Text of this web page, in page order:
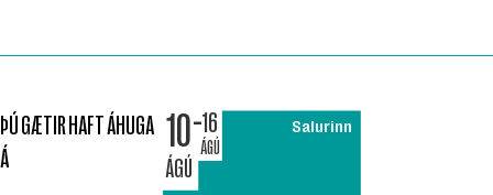
ÞÚ GÆTIR HAFT ÁHUGA
Á
10
ÁGÚ
16
ÁGÚ
Salurinn